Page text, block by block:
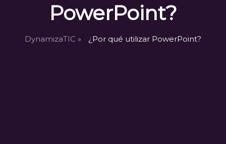
PowerPoint?
DynamizaTIC » ¿Por qué utilizar PowerPoint?